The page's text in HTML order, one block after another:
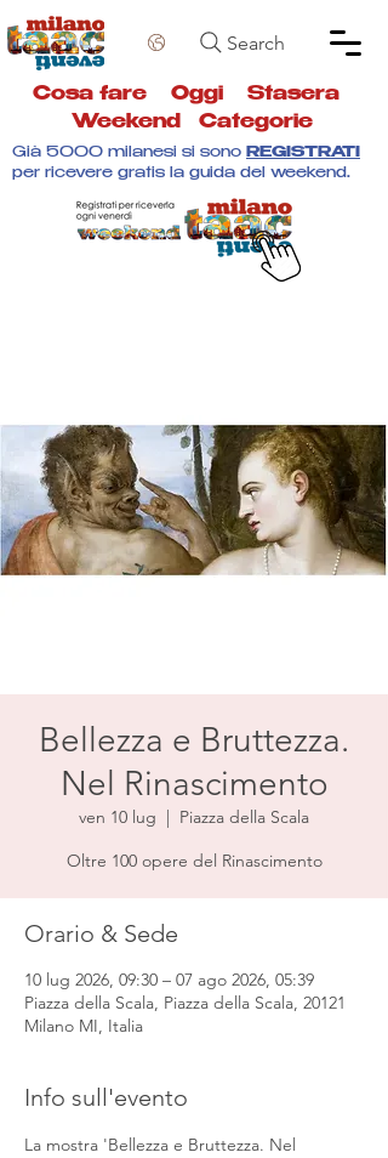
Search
Cosa fare Oggi Stasera
Weekend
Categorie
Già 5000 milanesi si sono REGISTRATI
per ricevere gratis la guida del weekend.
Bellezza e Bruttezza.
Nel Rinascimento
ven 10 lug
  |
Piazza della Scala
Oltre 100 opere del Rinascimento
Orario & Sede
10 lug 2026, 09:30 – 07 ago 2026, 05:39
Piazza della Scala, Piazza della Scala, 20121
Milano MI, Italia
Info sull'evento
La mostra 'Bellezza e Bruttezza. Nel